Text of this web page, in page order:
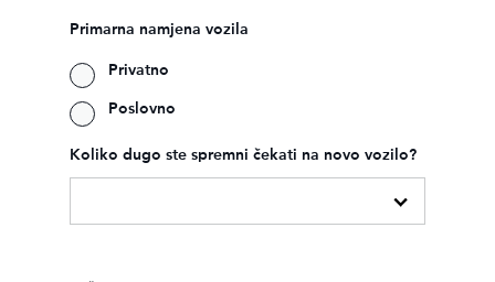
Primarna namjena vozila
Privatno
Poslovno
Koliko dugo ste spremni čekati na novo vozilo?